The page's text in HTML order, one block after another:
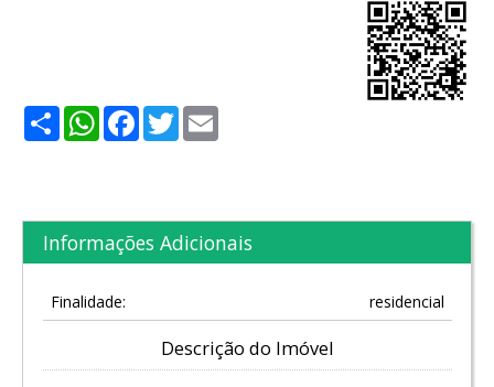
ShareWhatsApp
Facebook
Twitter
Informações Adicionais
Finalidade: residencial
Descrição do Imóvel